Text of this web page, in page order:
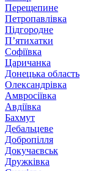
Перещепине
Петропавлівка
Підгородне
П’ятихатки
Софіївка
Царичанка
Донецька область
Олександрівка
Амвросіївка
Авдіївка
Бахмут
Дебальцеве
Добропілля
Докучаєвськ
Дружківка